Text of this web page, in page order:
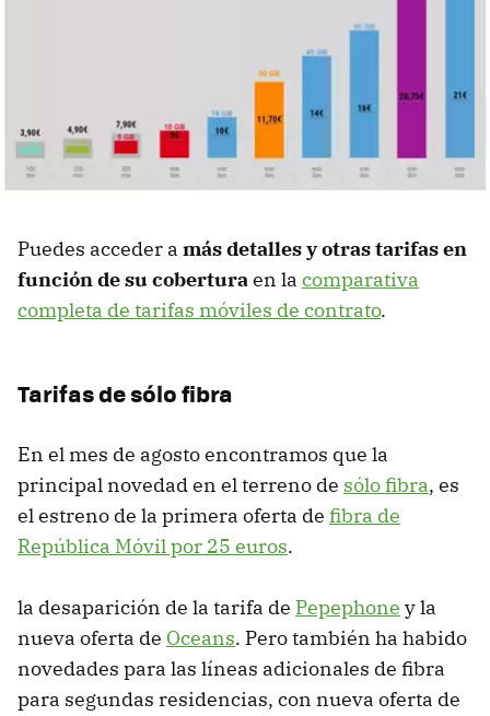
Puedes acceder a más detalles y otras tarifas en
función de su coberturaen la comparativa
completa de tarifas móviles de contrato.
Tarifas de sólo fibra
En el mes de agosto encontramos que la
principal novedad en el terreno de sólo fibra, es
el estreno de la primera oferta de fibra de
República Móvil por 25 euros.
la desaparición de la tarifa de Pepephone y la
nueva oferta de Oceans. Pero también ha habido
novedades para las líneas adicionales de fibra
para segundas residencias, con nueva oferta de